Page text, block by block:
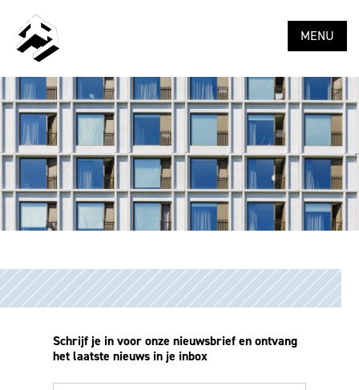
MENU
Schrijf je in voor onze nieuwsbrief en ontvang
het laatste nieuws in je inbox